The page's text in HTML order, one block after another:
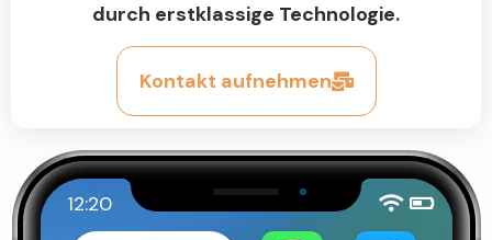
durch erstklassige Technologie.
Kontakt aufnehmen
12:20